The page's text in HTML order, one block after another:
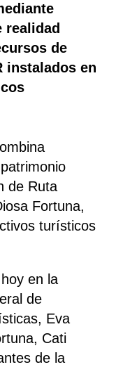
realidad
de
instalados en
de Ruta
Fortuna,
turísticos
en la
de
Eva
Cati
de la